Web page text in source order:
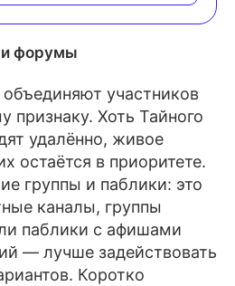
и форумы
участников
признаку. Хоть Тайного
удалённо, живое
остаётся в приоритете.
группы и паблики: это
каналы, группы
паблики с афишами
— лучше задействовать
Коротко